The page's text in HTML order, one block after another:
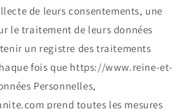
de leurs consentements, une
le traitement de leurs données
un registre des traitements
fois que https://www.reine-et-
Personnelles,
prend toutes les mesures